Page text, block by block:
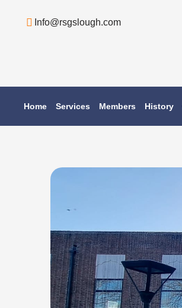
Info@rsgslough.com
Home Services Members History